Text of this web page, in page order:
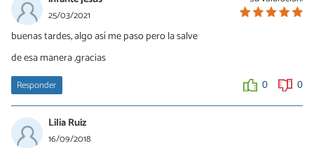
25/03/2021
buenas tardes, algo así me paso pero la salve
de esa manera ,gracias
Responder 0 0
Lilia Ruiz
16/09/2018